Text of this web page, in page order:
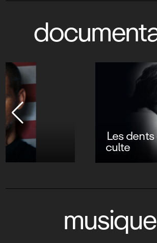
Les dents de la mer : les
culte
musique